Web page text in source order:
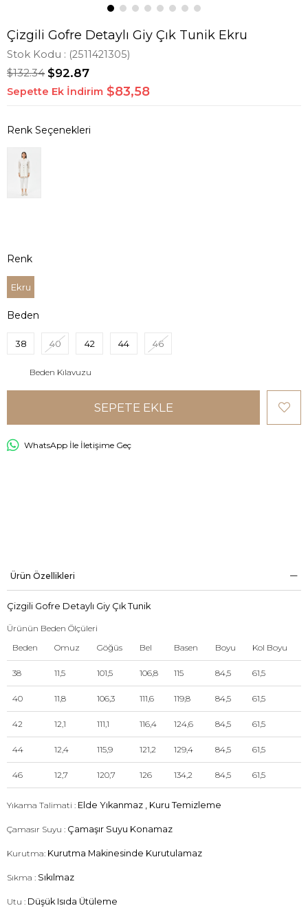
Çizgili Gofre Detaylı Giy Çık Tunik Ekru
Stok Kodu (2511421305)
$132.34 $92.87
Sepette Ek İndirim $83,58
Renk
Ekru
Beden
38 40 42 44 46
Beden Kılavuzu
WhatsApp İle İletişime Geç
Ürün Özellikleri
Çizgili Gofre Detaylı Giy Çık Tunik
Ürünün Beden Ölçüleri
Beden
Omuz Göğüs Bel Basen Boyu Kol Boyu
38 11,5 101,5 106,8 115 84,5 61,5
40 11,8 106,3 111,6 119,8 84,5 61,5
42 12,1 111,1 116,4 124,6 84,5 61,5
44 12,4 115,9 121,2 129,4 84,5 61,5
46 12,7 120,7 126 134,2 84,5 61,5
Yıkama Talimati : Elde Yıkanmaz , Kuru Temizleme
Çamasır Suyu : Çamaşır Suyu Konamaz
Kurutma: Kurutma Makinesinde Kurutulamaz
Sıkma : Sıkılmaz
Utu : Düşük Isıda Ütüleme